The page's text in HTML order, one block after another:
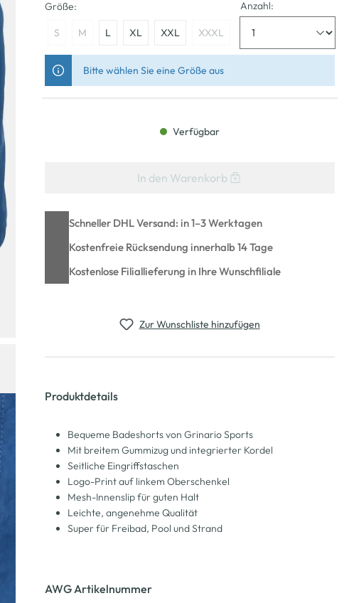
Größe:
S M L XL XXL XXXL
Anzahl:
Bitte wählen Sie eine Größe aus
Verfügbar
In den Warenkorb
Schneller DHL Versand: in 1–3 Werktagen
Kostenfreie Rücksendung innerhalb 14 Tage
Kostenlose Filiallieferung in Ihre Wunschfiliale
Zur Wunschliste hinzufügen
Produktdetails
Bequeme Badeshorts von Grinario Sports
Mit breitem Gummizug und integrierter Kordel
Seitliche Eingriffstaschen
Logo-Print auf linkem Oberschenkel
Mesh-Innenslip für guten Halt
Leichte, angenehme Qualität
Super für Freibad, Pool und Strand
AWG Artikelnummer